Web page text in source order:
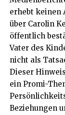
erhebt keinen
über Carolin
öffentlich
Vater des
nicht als
Dieser
ein Promi-
Beziehungen